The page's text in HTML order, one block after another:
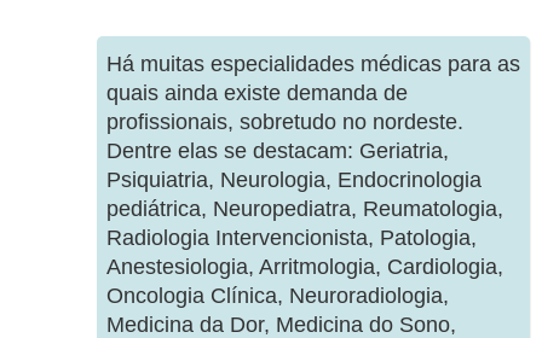
Há muitas especialidades médicas para as
quais ainda existe demanda de
profissionais, sobretudo no nordeste.
Dentre elas se destacam: Geriatria,
Psiquiatria, Neurologia, Endocrinologia
pediátrica, Neuropediatra, Reumatologia,
Radiologia Intervencionista, Patologia,
Anestesiologia, Arritmologia, Cardiologia,
Oncologia Clínica, Neuroradiologia,
Medicina da Dor, Medicina do Sono,